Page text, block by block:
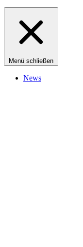
Menü schließen
News